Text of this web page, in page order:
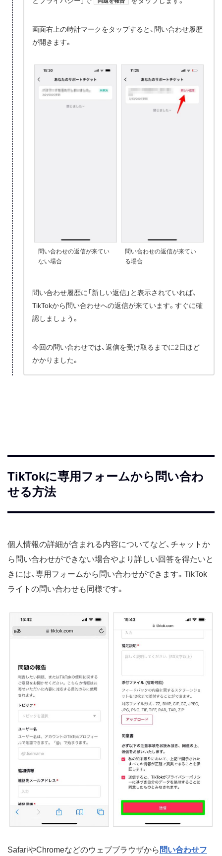
画面右上の時計マークをタップすると、問い合わせ履歴
が開きます。
問い合わせの返信が来てい
ない場合
問い合わせの返信が来てい
る場合
問い合わせ履歴に「新しい返信」と表示されていれば、
TikTokから問い合わせへの返信が来ています。すぐに確
認しましょう。
今回の問い合わせでは、返信を受け取るまでに2日ほど
かかりました。
TikTokに専用フォームから問い合わ
せる方法
個人情報の詳細が含まれる内容についてなど、チャットか
ら問い合わせができない場合やより詳しい回答を得たいと
きには、専用フォームから問い合わせができます。TikTok
ライトの問い合わせも同様です。
SafariやChromeなどのウェブブラウザから 問い合わせフ